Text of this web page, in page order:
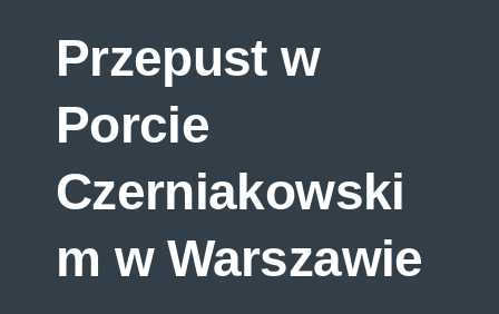
Przepust w
Porcie
Czerniakowski
m w Warszawie